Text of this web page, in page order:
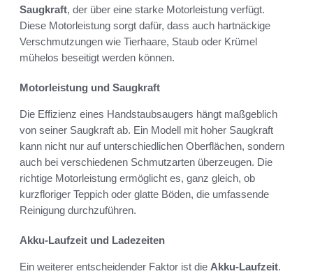
Saugkraft, der über eine starke Motorleistung verfügt.
Diese Motorleistung sorgt dafür, dass auch hartnäckige
Verschmutzungen wie Tierhaare, Staub oder Krümel
mühelos beseitigt werden können.
Motorleistung und Saugkraft
Die Effizienz eines Handstaubsaugers hängt maßgeblich
von seiner Saugkraft ab. Ein Modell mit hoher Saugkraft
kann nicht nur auf unterschiedlichen Oberflächen, sondern
auch bei verschiedenen Schmutzarten überzeugen. Die
richtige Motorleistung ermöglicht es, ganz gleich, ob
kurzfloriger Teppich oder glatte Böden, die umfassende
Reinigung durchzuführen.
Akku-Laufzeit und Ladezeiten
Ein weiterer entscheidender Faktor ist die Akku-Laufzeit.